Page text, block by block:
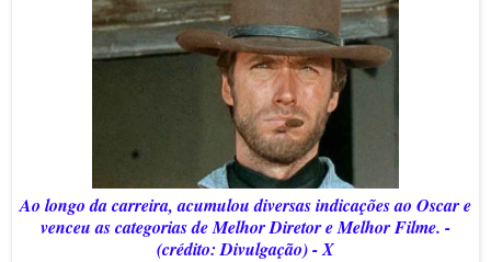
Ao longo da carreira, acumulou diversas indicações ao Oscar e
venceu as categorias de Melhor Diretor e Melhor Filme. -
(crédito: Divulgação) - X